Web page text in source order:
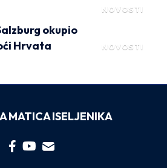
NOVOSTI
NOVOSTI
okupio
Hrvata
MATICA ISELJENIKA